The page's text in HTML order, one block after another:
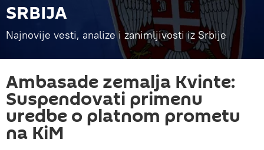
SRBIJA
Najnovije vesti, analize i zanimljivosti iz Srbije
Ambasade zemalja Kvinte:
Suspendovati primenu
uredbe o platnom prometu
na KiM